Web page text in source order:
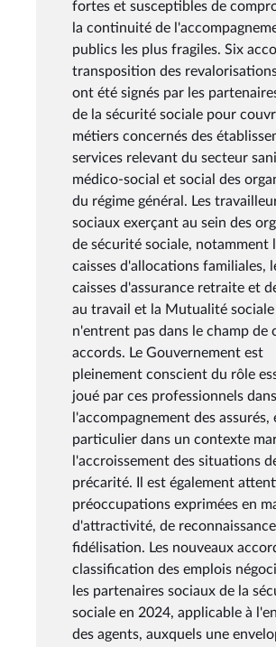
fortes et susceptibles de
la continuité de
publics les plus fragiles. Six
transposition des
ont été signés par les
de la sécurité sociale pour
métiers concernés des
services relevant du secteur
médico-social et social des
du régime général. Les
sociaux exerçant au sein des
de sécurité sociale, notamment
caisses d'allocations familiales,
caisses d'assurance retraite et
au travail et la Mutualité
n'entrent pas dans le champ de
accords. Le Gouvernement est
pleinement conscient du rôle
joué par ces professionnels dans
l'accompagnement des assurés,
particulier dans un contexte
l'accroissement des situations
précarité. Il est également
préoccupations exprimées en
d'attractivité, de
fidélisation. Les nouveaux
classification des emplois
les partenaires sociaux de la
sociale en 2024, applicable à
des agents, auxquels une